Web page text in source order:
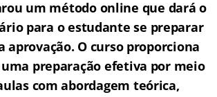
um método online que dará o
para o estudante se preparar
aprovação. O curso proporciona
preparação efetiva por meio
com abordagem teórica,